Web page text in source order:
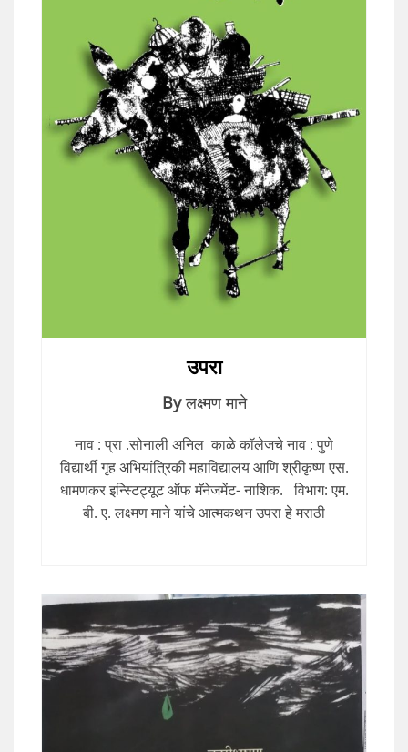
उपरा
By लक्ष्मण माने
नाव : प्रा .सोनाली अनिल काळे कॉलेजचे नाव : पुणे
विद्यार्थी गृह अभियांत्रिकी महाविद्यालय आणि श्रीकृष्ण एस.
धामणकर इन्स्टिट्यूट ऑफ मॅनेजमेंट- नाशिक. विभाग: एम.
बी. ए. लक्ष्मण माने यांचे आत्मकथन उपरा हे मराठी